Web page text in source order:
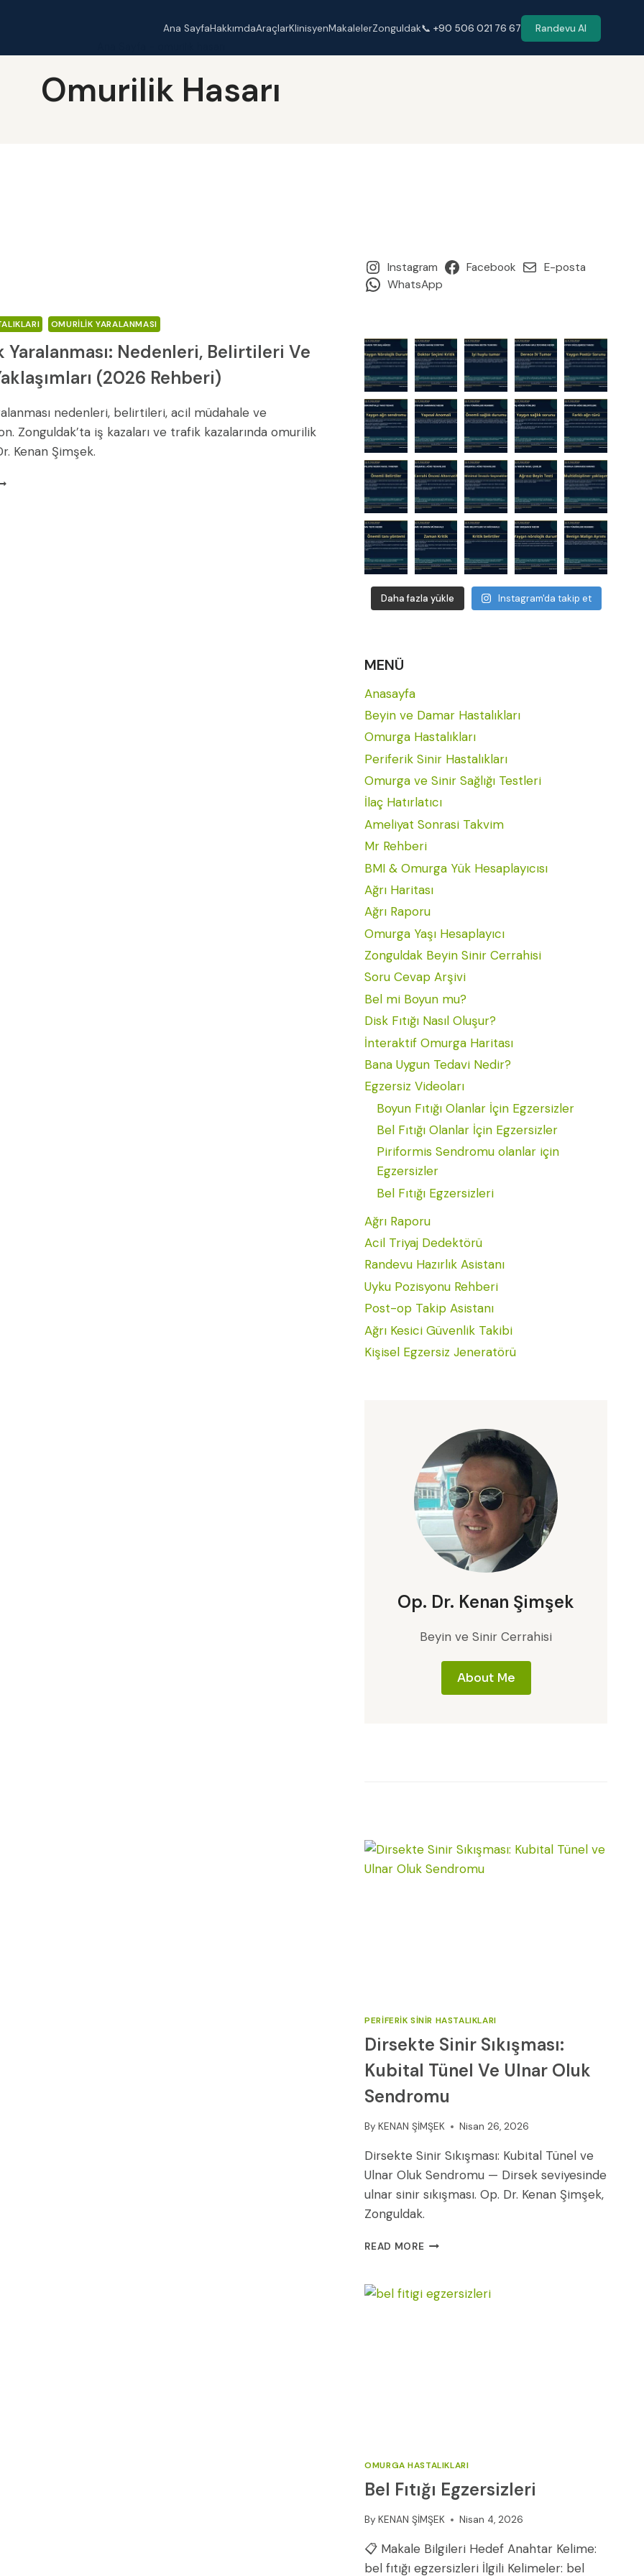
Ana SayfaHakkımdaAraçlarKlinisyenMakalelerZonguldak📞 +90 506 021 76 67 Randevu Al
Omurilik Hasarı
OMURILIK YARALANMASI
Nedenleri, Belirtileri Ve
(2026 Rehberi)
nedenleri, belirtileri, acil müdahale ve
Zonguldak’ta iş kazaları ve trafik kazalarında omurilik
Kenan Şimşek.
Instagram Facebook
E-posta
WhatsApp
Daha fazla yükle Instagram'da takip et
MENÜ
Anasayfa
Beyin ve Damar Hastalıkları
Omurga Hastalıkları
Periferik Sinir Hastalıkları
Omurga ve Sinir Sağlığı Testleri
İlaç Hatırlatıcı
Ameliyat Sonrasi Takvim
Mr Rehberi
BMI & Omurga Yük Hesaplayıcısı
Ağrı Haritası
Ağrı Raporu
Omurga Yaşı Hesaplayıcı
Zonguldak Beyin Sinir Cerrahisi
Soru Cevap Arşivi
Bel mi Boyun mu?
Disk Fıtığı Nasıl Oluşur?
İnteraktif Omurga Haritası
Bana Uygun Tedavi Nedir?
Egzersiz Videoları
Boyun Fıtığı Olanlar İçin Egzersizler
Bel Fıtığı Olanlar İçin Egzersizler
Piriformis Sendromu olanlar için
Egzersizler
Bel Fıtığı Egzersizleri
Ağrı Raporu
Acil Triyaj Dedektörü
Randevu Hazırlık Asistanı
Uyku Pozisyonu Rehberi
Post-op Takip Asistanı
Ağrı Kesici Güvenlik Takibi
Kişisel Egzersiz Jeneratörü
Op. Dr. Kenan Şimşek
Beyin ve Sinir Cerrahisi
About Me
PERIFERIK SINIR HASTALIKLARI
Dirsekte Sinir Sıkışması:
Kubital Tünel Ve Ulnar Oluk
Sendromu
By KENAN ŞİMŞEK Nisan 26, 2026
Dirsekte Sinir Sıkışması: Kubital Tünel ve
Ulnar Oluk Sendromu — Dirsek seviyesinde
ulnar sinir sıkışması. Op. Dr. Kenan Şimşek,
Zonguldak.
READ MOREDIRSEKTE
KUBITAL
TÜNEL
OMURGA HASTALIKLARI
Bel Fıtığı Egzersizleri
By KENAN ŞİMŞEK Nisan 4, 2026
📋 Makale Bilgileri Hedef Anahtar Kelime:
bel fıtığı egzersizleri İlgili Kelimeler: bel